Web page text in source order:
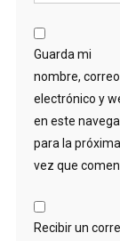
Guarda mi
nombre, correo
electrónico y
en este
para la próxima
vez que
Recibir un